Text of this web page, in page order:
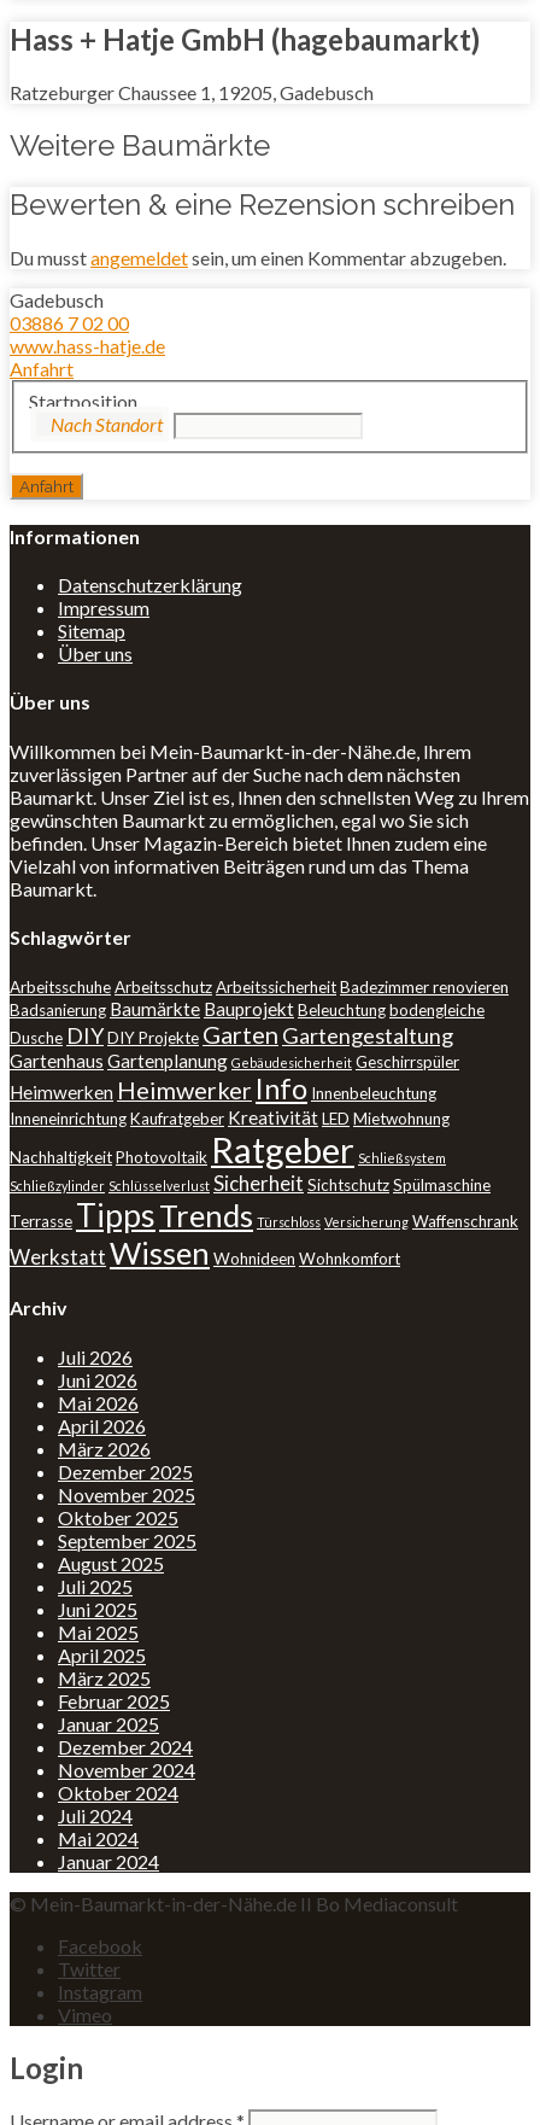
Hass + Hatje GmbH (hagebaumarkt)
Ratzeburger Chaussee 1, 19205, Gadebusch
Weitere Baumärkte
Bewerten & eine Rezension schreiben
Du musstangemeldetsein, um einen Kommentar abzugeben.
Gadebusch
03886 7 02 00
www.hass-hatje.de
Anfahrt
Startposition
Informationen
Datenschutzerklärung
Impressum
Sitemap
Über uns
Über uns
Willkommen bei Mein-Baumarkt-in-der-Nähe.de, Ihrem
zuverlässigen Partner auf der Suche nach dem nächsten
Baumarkt. Unser Ziel ist es, Ihnen den schnellsten Weg zu Ihrem
gewünschten Baumarkt zu ermöglichen, egal wo Sie sich
befinden. Unser Magazin-Bereich bietet Ihnen zudem eine
Vielzahl von informativen Beiträgen rund um das Thema
Baumarkt.
Schlagwörter
ArbeitsschuheArbeitsschutzArbeitssicherheitBadezimmer renovieren
Badsanierung Baumärkte BauprojektBeleuchtungbodengleiche
Dusche DIYDIY Projekte Garten Gartengestaltung
Gartenhaus Gartenplanung Gebäudesicherheit Geschirrspüler
Heimwerken Heimwerker Info Innenbeleuchtung
InneneinrichtungKaufratgeber KreativitätLED Mietwohnung
NachhaltigkeitPhotovoltaik Ratgeber Schließsystem
Schließzylinder Schlüsselverlust Sicherheit SichtschutzSpülmaschine
Terrasse TippsTrends Türschloss Versicherung Waffenschrank
WerkstattWissen Wohnideen Wohnkomfort
Archiv
Juli 2026
Juni 2026
Mai 2026
April 2026
März 2026
Dezember 2025
November 2025
Oktober 2025
September 2025
August 2025
Juli 2025
Juni 2025
Mai 2025
April 2025
März 2025
Februar 2025
Januar 2025
Dezember 2024
November 2024
Oktober 2024
Juli 2024
Mai 2024
Januar 2024
© Mein-Baumarkt-in-der-Nähe.de II Bo Mediaconsult
Facebook
Twitter
Instagram
Vimeo
Login
Username or email address *